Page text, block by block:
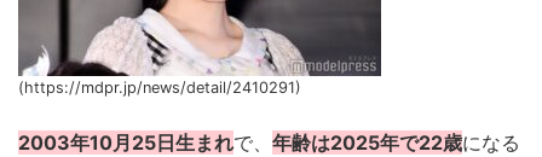
(https://mdpr.jp/news/detail/2410291)
2003年10月25日生まれで、 年齢は2025年で22歳になる